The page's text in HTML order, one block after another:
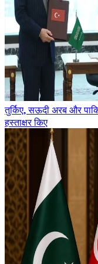
तुर्किए, सऊदी अरब और
हस्ताक्षर किए